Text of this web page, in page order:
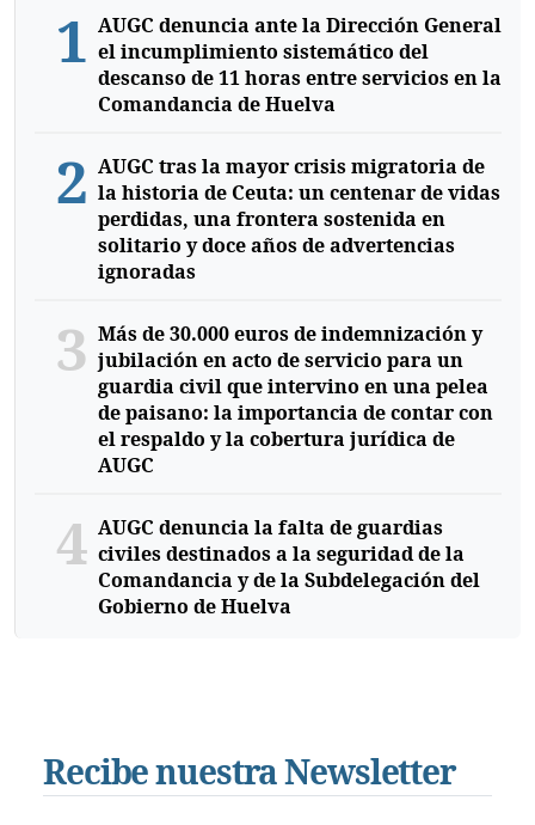
1 AUGC denuncia ante la Dirección General
el incumplimiento sistemático del
descanso de 11 horas entre servicios en la
Comandancia de Huelva
2 AUGC tras la mayor crisis migratoria de
la historia de Ceuta: un centenar de vidas
perdidas, una frontera sostenida en
solitario y doce años de advertencias
ignoradas
3 Más de 30.000 euros de indemnización y
jubilación en acto de servicio para un
guardia civil que intervino en una pelea
de paisano: la importancia de contar con
el respaldo y la cobertura jurídica de
AUGC
4 AUGC denuncia la falta de guardias
civiles destinados a la seguridad de la
Comandancia y de la Subdelegación del
Gobierno de Huelva
Recibe nuestra Newsletter